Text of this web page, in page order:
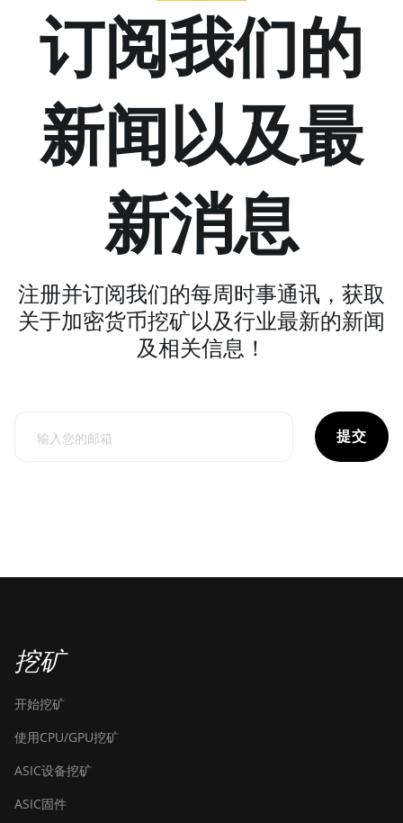
订阅我们的
新闻以及最
新消息
注册并订阅我们的每周时事通讯，获取
关于加密货币挖矿以及行业最新的新闻
及相关信息！
提交
挖矿
开始挖矿
使用CPU/GPU挖矿
ASIC设备挖矿
ASIC固件